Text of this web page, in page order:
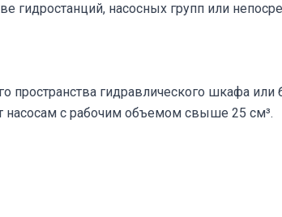
гидростанций, насосных групп или
пространства гидравлического шкафа или
насосам с рабочим объемом свыше 25 см³.